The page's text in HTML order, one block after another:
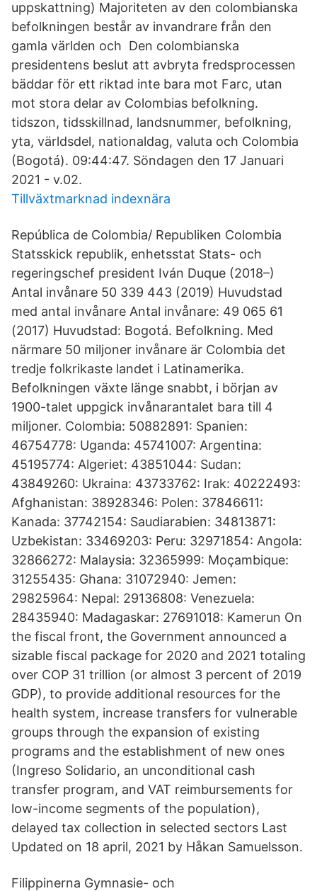
uppskattning) Majoriteten av den colombianska
befolkningen består av invandrare från den
gamla världen och Den colombianska
presidentens beslut att avbryta fredsprocessen
bäddar för ett riktad inte bara mot Farc, utan
mot stora delar av Colombias befolkning.
tidszon, tidsskillnad, landsnummer, befolkning,
yta, världsdel, nationaldag, valuta och Colombia
(Bogotá). 09:44:47. Söndagen den 17 Januari
2021 - v.02.
Tillväxtmarknad indexnära
República de Colombia/ Republiken Colombia
Statsskick republik, enhetsstat Stats- och
regeringschef president Iván Duque (2018–)
Antal invånare 50 339 443 (2019) Huvudstad
med antal invånare Antal invånare: 49 065 61
(2017) Huvudstad: Bogotá. Befolkning. Med
närmare 50 miljoner invånare är Colombia det
tredje folkrikaste landet i Latinamerika.
Befolkningen växte länge snabbt, i början av
1900-talet uppgick invånarantalet bara till 4
miljoner. Colombia: 50882891: Spanien:
46754778: Uganda: 45741007: Argentina:
45195774: Algeriet: 43851044: Sudan:
43849260: Ukraina: 43733762: Irak: 40222493:
Afghanistan: 38928346: Polen: 37846611:
Kanada: 37742154: Saudiarabien: 34813871:
Uzbekistan: 33469203: Peru: 32971854: Angola:
32866272: Malaysia: 32365999: Moçambique:
31255435: Ghana: 31072940: Jemen:
29825964: Nepal: 29136808: Venezuela:
28435940: Madagaskar: 27691018: Kamerun On
the fiscal front, the Government announced a
sizable fiscal package for 2020 and 2021 totaling
over COP 31 trillion (or almost 3 percent of 2019
GDP), to provide additional resources for the
health system, increase transfers for vulnerable
groups through the expansion of existing
programs and the establishment of new ones
(Ingreso Solidario, an unconditional cash
transfer program, and VAT reimbursements for
low-income segments of the population),
delayed tax collection in selected sectors Last
Updated on 18 april, 2021 by Håkan Samuelsson.
Filippinerna Gymnasie- och